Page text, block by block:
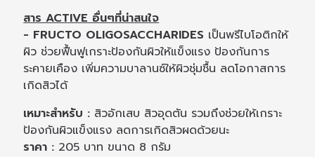
สาร ACTIVE อื่นๆที่น่าสนใจ
- FRUCTO OLIGOSACCHARIDES เป็นพรีไบโอติกให้
ผิว ช่วยฟื้นฟูเกราะป้องกันผิวให้แข็งแรง ป้องกันการ
ระคายเคือง เพิ่มความบาลานซ์ให้ผิวชุ่มชื้น ลดโอกาสการ
เกิดสิวได้
เหมาะสำหรับ : สิวอักเสบ สิวอุดตัน รวมถึงช่วยให้เกราะ
ป้องกันผิวแข็งแรง ลดการเกิดสิวผดด้วยนะ
ราคา : 205 บาท ขนาด 8 กรัม